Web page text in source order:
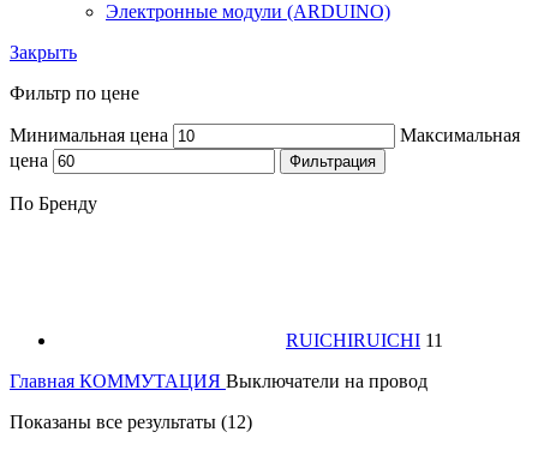
Электронные модули (ARDUINO)
Закрыть
Фильтр по цене
Минимальная цена
Максимальная
цена
Фильтрация
По Бренду
RUICHIRUICHI 11
Главная КОММУТАЦИЯ Выключатели на провод
Показаны все результаты (12)